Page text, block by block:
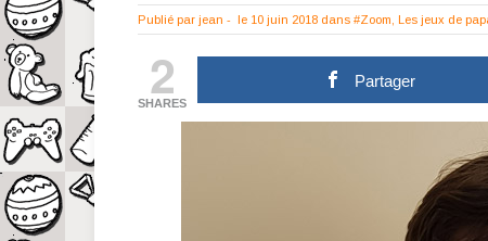
Publié par jean - le 10 juin 2018 dans #Zoom Les jeux de
2
SHARES
Partager